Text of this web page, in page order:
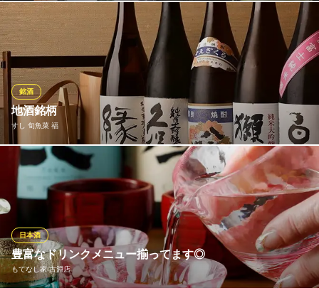
ドリンクメニューの数、なんと140種類以上!! どんな方が来ても、
どんな方と来てもお愉しみ頂ける様、豊富なお酒を取り揃えまし
た♪中でもお薦めは、蔵元直送の日本酒!! 名物の“グランプリ鍋”に
も使われる新潟の地酒『妙高』のほか、全国各地の地酒をお愉し
み頂けます!!自慢のお料理との相性も文句無しの味わいです◎
酒菜の隠れ家 月あかり JR相模原店
和風居酒屋
ＪＲ横浜線相模原駅 徒歩2分
神奈川県相模原市中央区相模原2-1-12
地酒銘柄
すし 旬魚菜 福
銘酒
純米大吟醸(五億年、上喜元、山桃桜、銀盤)純米吟醸(まんさくの
花) 純米(酔心、銀シャリ、初孫) 吟醸(ばくれん、) 特別本醸造、特
別純米、 本格芋焼酎(赤兎馬、富乃宝山、) 本格麦焼酎(八重桜、情
け嶋) などなど産地、工程が様々な銘柄日本酒と銘柄焼酎有ります
当店で是非お好みのお酒に出会って下さい
すし 旬魚菜 福
接待・半個室・A5和牛
豊富なドリンクメニュー揃ってます◎
もてなし家 古淵店
日本酒